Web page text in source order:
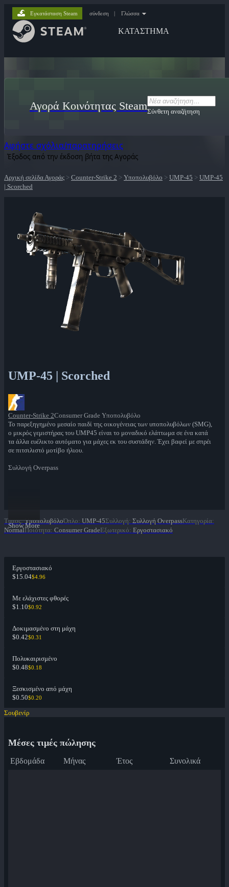
ΚΑΤΑΣΤΗΜΑ
Εγκατάσταση Steam σύνδεση | Γλώσσα
Αγορά Κοινότητας SteamΣύνθετη αναζήτηση
Αφήστε σχόλια/παρατηρήσεις
Έξοδος από την έκδοση βήτα της Αγοράς
Αρχική σελίδα Αγοράς > Counter-Strike 2 > Υποπολυβόλο > UMP-45 > UMP-45
| Scorched
UMP-45 | Scorched
Counter-Strike 2Consumer Grade Υποπολυβόλο
Το παρεξηγημένο μεσαίο παιδί της οικογένειας των υποπολυβόλων (SMG),
ο μικρός γεμιστήρας του UMP45 είναι το μοναδικό ελάττωμα σε ένα κατά
τα άλλα ευέλικτο αυτόματο για μάχες εκ του συστάδην. Έχει βαφεί με σπρέι
σε πιτσιλιστό μοτίβο ήλιου.
Συλλογή Overpass
Show More
Τύπος: ΥποπολυβόλοΌπλο: UMP-45Συλλογή: Συλλογή OverpassΚατηγορία:
Normal Ποιότητα: Consumer GradeΕξωτερικό: Εργοστασιακό
Εργοστασιακό
$15.04$4.96
Με ελάχιστες φθορές
$1.10$0.92
Δοκιμασμένο στη μάχη
$0.42$0.31
Πολυκαιρισμένο
$0.48$0.18
Ξεσκισμένο από μάχη
$0.50$0.20
Σουβενίρ
Μέσες τιμές πώλησης
Εβδομάδα Μήνας Έτος Συνολικά